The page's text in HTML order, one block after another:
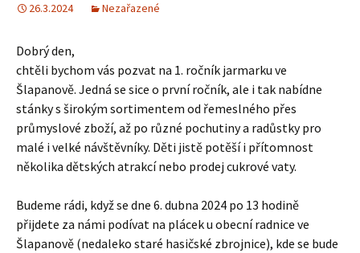
26.3.2024 Nezařazené
Dobrý den,
chtěli bychom vás pozvat na 1. ročník jarmarku ve
Šlapanově. Jedná se sice o první ročník, ale i tak nabídne
stánky s širokým sortimentem od řemeslného přes
průmyslové zboží, až po různé pochutiny a radůstky pro
malé i velké návštěvníky. Děti jistě potěší i přítomnost
několika dětských atrakcí nebo prodej cukrové vaty.
Budeme rádi, když se dne 6. dubna 2024 po 13 hodině
přijdete za námi podívat na plácek u obecní radnice ve
Šlapanově (nedaleko staré hasičské zbrojnice), kde se bude